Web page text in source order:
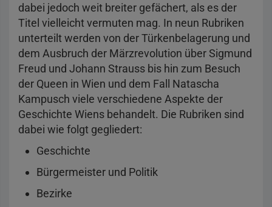
dabei jedoch weit breiter gefächert, als es der
Titel vielleicht vermuten mag. In neun Rubriken
unterteilt werden von der Türkenbelagerung und
dem Ausbruch der Märzrevolution über Sigmund
Freud und Johann Strauss bis hin zum Besuch
der Queen in Wien und dem Fall Natascha
Kampusch viele verschiedene Aspekte der
Geschichte Wiens behandelt. Die Rubriken sind
dabei wie folgt gegliedert:
Geschichte
Bürgermeister und Politik
Bezirke